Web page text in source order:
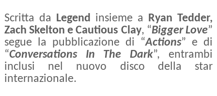
Scritta da Legend insieme a Ryan Tedder,
Zach Skelton e Cautious Clay, “Bigger Love”
segue la pubblicazione di “Actions” e di
“Conversations In The Dark”, entrambi
inclusi nel nuovo disco della star
internazionale.